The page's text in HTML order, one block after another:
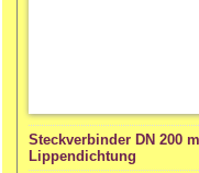
Steckverbinder DN 200
Lippendichtung